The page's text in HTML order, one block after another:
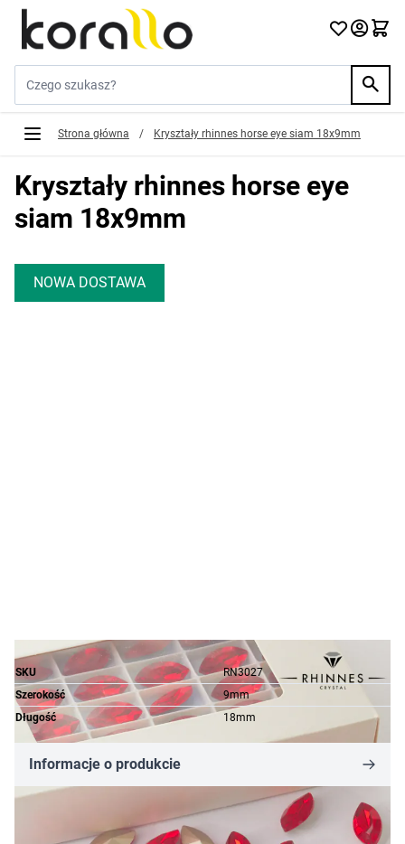
Przejdź do treści
Strona główna / Kryształy rhinnes horse eye siam 18x9mm
Kryształy rhinnes horse eye
siam 18x9mm
NOWA DOSTAWA
SKU
RN3027
Szerokość
9mm
Długość
18mm
Informacje o produkcie
Cena za opakowanie